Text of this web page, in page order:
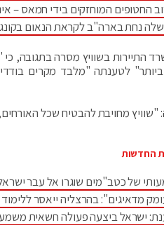
החטופים המוחזקים בידי חמאס –
נחת בארה"ב לקראת הנאום
התיירות בשוויץ מסרה בתגובה, כי
לטענתה "מלבד מקרים
"שוויץ מחויבת להבטיח שכל
החדשות
של כטב"מים שוגרו אל עבר ישראל
מדאיגים": בהרצליה ייאסר
ישראל ביצעה פעולה חשאית